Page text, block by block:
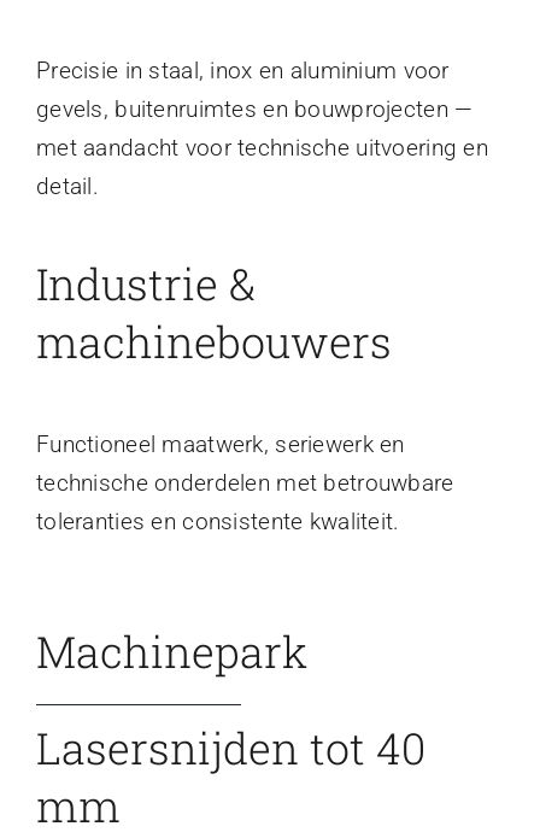
Precisie in staal, inox en aluminium voor
gevels, buitenruimtes en bouwprojecten —
met aandacht voor technische uitvoering en
detail.
Industrie &
machinebouwers
Functioneel maatwerk, seriewerk en
technische onderdelen met betrouwbare
toleranties en consistente kwaliteit.
Machinepark
Lasersnijden tot 40
mm